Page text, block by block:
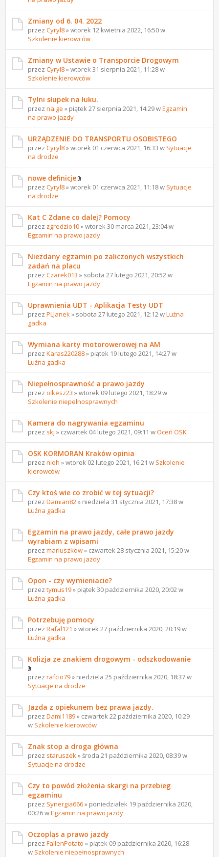
Zmiany od 6. 04. 2022
przezCyryl8» wtorek 12 kwietnia 2022, 16:50 w
Szkolenie kierowców
Zmiany w Ustawie o Transporcie Drogowym
przezCyryl8» wtorek 31 sierpnia 2021, 11:28 w
Szkolenie kierowców
Tylni słupek na łuku.
przeznaige » piątek 27 sierpnia 2021, 14:29 wEgzamin
na prawo jazdy
URZĄDZENIE DO TRANSPORTU OSOBISTEGO
przezCyryl8» wtorek 01 czerwca 2021, 16:33 w Sytuacje
na drodze
nowe definicje
przezCyryl8» wtorek 01 czerwca 2021, 11:18 w Sytuacje
na drodze
Kat C Zdane co dalej? Pomocy
przez zgredzio10» wtorek 30 marca 2021, 23:04 w
Egzamin na prawo jazdy
Niezdany egzamin po zaliczonych wszystkich
zadań na placu
przezCzarek013 » sobota 27 lutego 2021, 20:52 w
Egzamin na prawo jazdy
Uprawnienia UDT - Aplikacja Testy UDT
przezPLJanek » sobota 27 lutego 2021, 12:12 wLuźna
gadka
Wymiana karty motorowerowej na AM
przezKaras220288» piątek 19 lutego 2021, 14:27 w
Luźna gadka
Niepełnosprawność a prawo jazdy
przezolkesz23 » wtorek 09 lutego 2021, 18:29 w
Szkolenie niepełnosprawnych
Kamera do nagrywania egzaminu
przez skj » czwartek 04 lutego 2021, 09:11 wOceń OSK
OSK KORMORAN Kraków opinia
przeznioh » wtorek 02 lutego 2021, 16:21 w Szkolenie
kierowców
Czy ktoś wie co zrobić w tej sytuacji?
przezDamian82 » niedziela 31 stycznia 2021, 17:38 w
Luźna gadka
Egzamin na prawo jazdy, całe prawo jazdy
wyrabiam z wpisami
przezmariuszkow» czwartek 28 stycznia 2021, 15:20 w
Egzamin na prawo jazdy
Opon - czy wymieniacie?
przeztymus19» piątek 30 października 2020, 20:02 w
Luźna gadka
Potrzebuję pomocy
przezRafal121 » wtorek 27 października 2020, 20:19 w
Luźna gadka
Kolizja ze znakiem drogowym - odszkodowanie
przezrafcio79» niedziela 25 października 2020, 18:37 w
Sytuacje na drodze
Jazda z opiekunem bez prawa jazdy.
przezDami1189» czwartek 22 października 2020, 10:29
w Szkolenie kierowców
Znak stop a droga główna
przez staruszek » środa 21 października 2020, 08:39 w
Sytuacje na drodze
Czy to powód złożenia skargi na przebieg
egzaminu
przez Synergia666» poniedziałek 19 października 2020,
00:26 wEgzamin na prawo jazdy
Oczopląs a prawo jazdy
przezFallenPotato » piątek 09 października 2020, 16:28
w Szkolenie niepełnosprawnych